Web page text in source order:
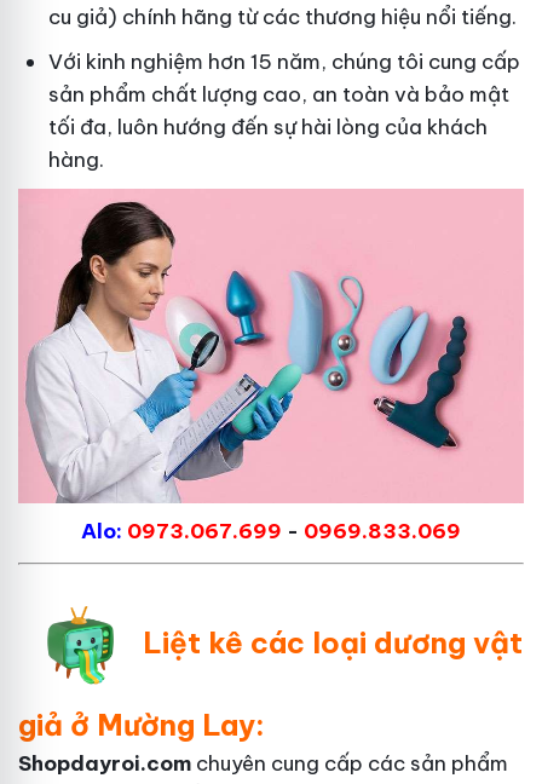
cu giả) chính hãng từ các thương hiệu nổi tiếng.
Với kinh nghiệm hơn 15 năm, chúng tôi cung cấp
sản phẩm chất lượng cao, an toàn và bảo mật
tối đa, luôn hướng đến sự hài lòng của khách
hàng.
Alo: 0973.067.699 - 0969.833.069
Liệt kê các loại dương vật
giả ở Mường Lay:
Shopdayroi.com chuyên cung cấp các sản phẩm